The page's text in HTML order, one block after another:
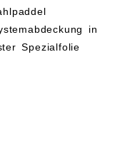
in
Spezialfolie